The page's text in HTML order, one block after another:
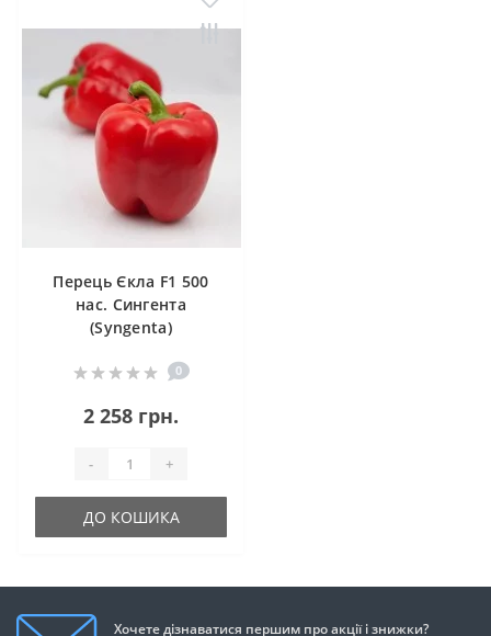
Перець Єкла F1 500
нас. Сингента
(Syngenta)
0
2 258 грн.
- +
ДО КОШИКА
Хочете дізнаватися першим про акції і знижки?